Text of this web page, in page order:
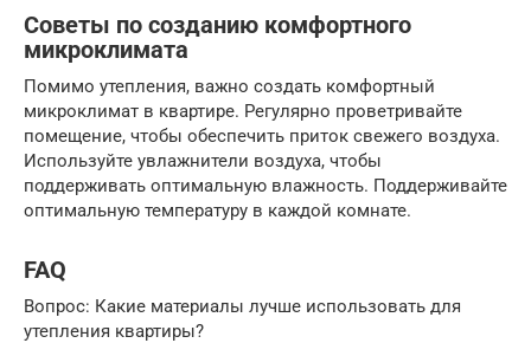
Советы по созданию комфортного
микроклимата
Помимо утепления, важно создать комфортный
микроклимат в квартире. Регулярно проветривайте
помещение, чтобы обеспечить приток свежего воздуха.
Используйте увлажнители воздуха, чтобы
поддерживать оптимальную влажность. Поддерживайте
оптимальную температуру в каждой комнате.
FAQ
Вопрос: Какие материалы лучше использовать для
утепления квартиры?